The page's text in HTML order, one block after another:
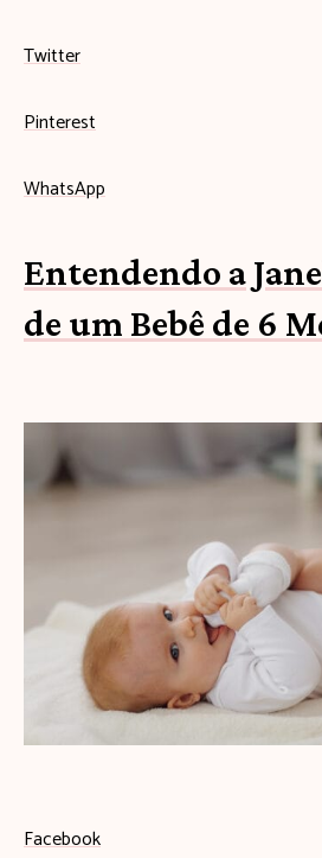
Twitter
Pinterest
WhatsApp
Entendendo a
de um Bebê de 6
Facebook